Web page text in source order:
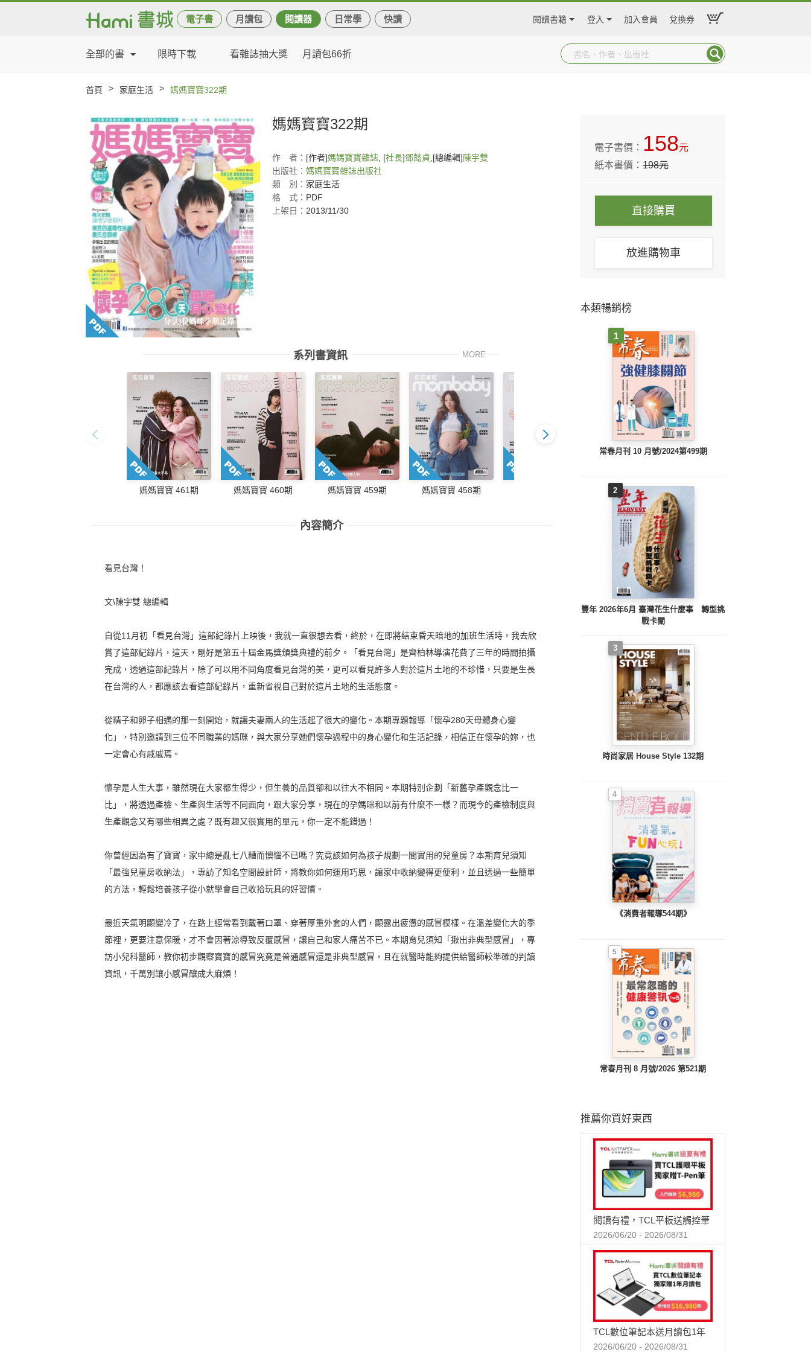
電子書 月讀包 閱讀器 日常學 快讀 閱讀書籍 登入 加入會員 兌換券
全部的書 限時下載 看雜誌抽大獎 月讀包66折
首頁 > 家庭生活 > 媽媽寶寶322期
媽媽寶寶322期
作 者： [作者]媽媽寶寶雜誌 , [社長]鄧懿貞 ,[總編輯]陳宇雙
出版社： 媽媽寶寶雜誌出版社
類
別： 家庭生活
格
式： PDF
上架日： 2013/11/30
系列書資訊 MORE
媽媽寶寶 461期 媽媽寶寶 460期 媽媽寶寶 459期 媽媽寶寶 458期 媽媽寶寶 456期
內容簡介
看見台灣！
文\陳宇雙 總編輯
自從11月初「看見台灣」這部紀錄片上映後，我就一直很想去看，終於，在即將結束昏天暗地的加班生活時，我去欣
賞了這部紀錄片，這天，剛好是第五十屆金馬獎頒獎典禮的前夕。「看見台灣」是齊柏林導演花費了三年的時間拍攝
完成，透過這部紀錄片，除了可以用不同角度看見台灣的美，更可以看見許多人對於這片土地的不珍惜，只要是生長
在台灣的人，都應該去看這部紀錄片，重新省視自己對於這片土地的生活態度。
從精子和卵子相遇的那一刻開始，就讓夫妻兩人的生活起了很大的變化。本期專題報導「懷孕280天母體身心變
化」，特別邀請到三位不同職業的媽咪，與大家分享她們懷孕過程中的身心變化和生活記錄，相信正在懷孕的妳，也
一定會心有戚戚焉。
懷孕是人生大事，雖然現在大家都生得少，但生養的品質卻和以往大不相同。本期特別企劃「新舊孕產觀念比一
比」，將透過產檢、生產與生活等不同面向，跟大家分享，現在的孕媽咪和以前有什麼不一樣？而現今的產檢制度與
生產觀念又有哪些相異之處？既有趣又很實用的單元，你一定不能錯過！
你曾經因為有了寶寶，家中總是亂七八糟而懊惱不已嗎？究竟該如何為孩子規劃一間實用的兒童房？本期育兒須知
「最強兒童房收納法」，專訪了知名空間設計師，將教你如何運用巧思，讓家中收納變得更便利，並且透過一些簡單
的方法，輕鬆培養孩子從小就學會自己收拾玩具的好習慣。
最近天氣明顯變冷了，在路上經常看到戴著口罩、穿著厚重外套的人們，顯露出疲憊的感冒模樣。在溫差變化大的季
節裡，更要注意保暖，才不會因著涼導致反覆感冒，讓自己和家人痛苦不已。本期育兒須知「揪出非典型感冒」，專
訪小兒科醫師，教你初步觀察寶寶的感冒究竟是普通感冒還是非典型感冒，且在就醫時能夠提供給醫師較準確的判讀
資訊，千萬別讓小感冒釀成大麻煩！
電子書價： 158元
紙本書價：198元
直接購買
放進購物車
本類暢銷榜
1
常春月刊 10 月號/2024第499期
2
豐年 2026年6月 臺灣花生什麼事 轉型挑
戰卡關
3
時尚家居 House Style 132期
4
《消費者報導544期》
5
常春月刊 8 月號/2026 第521期
推薦你買好東西
閱讀有禮，TCL平板送觸控筆
2026/06/20 - 2026/08/31
TCL數位筆記本送月讀包1年
2026/06/20 - 2026/08/31